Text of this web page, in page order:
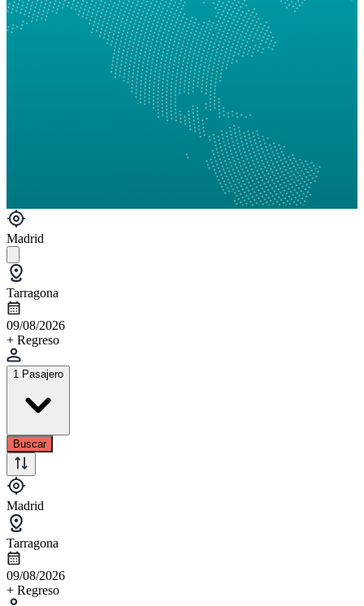
Madrid
Tarragona
09/08/2026
+ Regreso
1 Pasajero
Buscar
Madrid
Tarragona
09/08/2026
+ Regreso